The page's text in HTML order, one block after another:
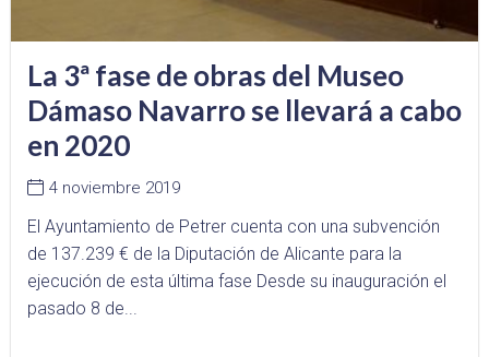
La 3ª fase de obras del Museo
Dámaso Navarro se llevará a cabo
en 2020
4 noviembre 2019
El Ayuntamiento de Petrer cuenta con una subvención
de 137.239 € de la Diputación de Alicante para la
ejecución de esta última fase Desde su inauguración el
pasado 8 de...